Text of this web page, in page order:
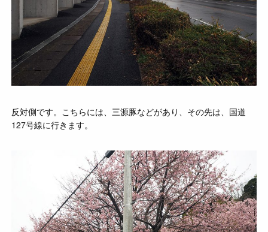
反対側です。こちらには、三源豚などがあり、その先は、国道
127号線に行きます。